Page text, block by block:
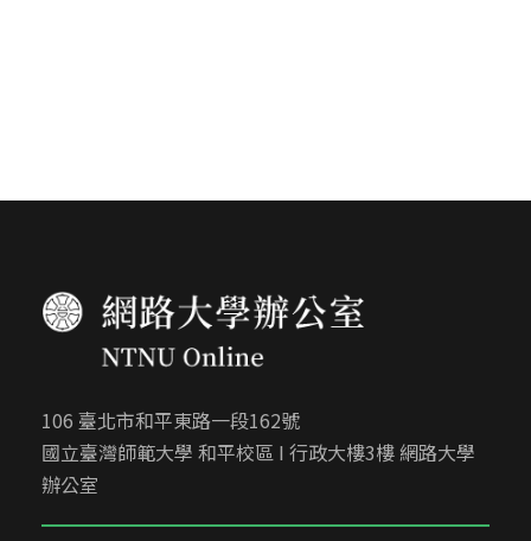
106 臺北市和平東路一段162號
國立臺灣師範大學 和平校區 I 行政大樓3樓 網路大學
辦公室